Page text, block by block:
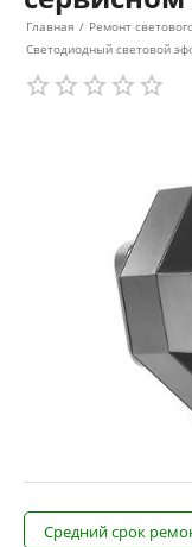
Главная / Ремонт
Светодиодный световой
Средний срок